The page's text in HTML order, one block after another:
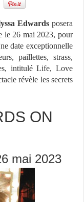
Edwardsposera
le 26 mai 2023, pour
date exceptionnelle
paillettes, strass,
intitulé Life, Love
révèle les secrets
ON
mai 2023